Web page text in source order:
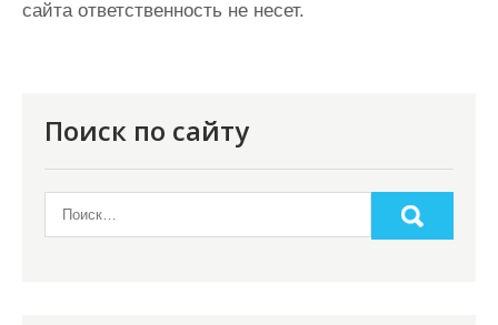
сайта ответственность не несет.
Поиск по сайту